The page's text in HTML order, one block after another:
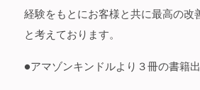
経験をもとにお客様と共に最高の改
と考えております。
●アマゾンキンドルより３冊の書籍